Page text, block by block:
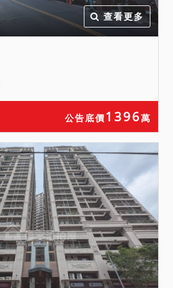
商解決。又如依不動產登記
謄本所示，本件標的如須繳
納登記費等費用始得核發書
樓後方廚房外推，亦為5樓下
來之內梯處，內梯右旁房間
有漏水情形。另經法院函詢
新北市政府工務局、消防
局、警察局，本件建物無海
砂屋、輻射屋、地震受創、
火災受損、建物內有非自然
死亡等相關資料；法院已就
卷內現場執行情況揭示於
前，以供投標人參酌。因法
院欠缺完整資料且無相關鑑
定等專業技能，實際情況可
查看更多
公告底價 1396萬